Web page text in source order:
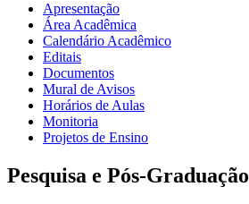
Apresentação
Área Acadêmica
Calendário Acadêmico
Editais
Documentos
Mural de Avisos
Horários de Aulas
Monitoria
Projetos de Ensino
Pesquisa e Pós-Graduação